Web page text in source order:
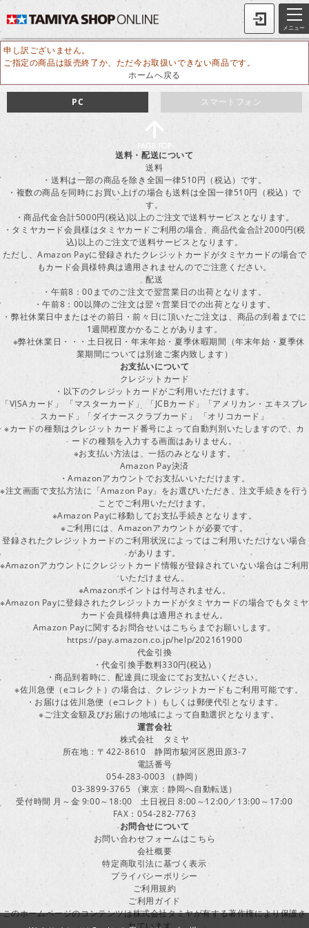
メニュー
申し訳ございません。
ご指定の商品は販売終了か、ただ今お取扱いできない商品です。
ホームへ戻る
スマートフォン
PC
送料・配送について
送料
・送料は一部の商品を除き全国一律510円（税込）です。
・複数の商品を同時にお買い上げの場合も送料は全国一律510円（税込）で
す。
・商品代金合計5000円(税込)以上のご注文で送料サービスとなります。
・タミヤカード会員様はタミヤカードご利用の場合、商品代金合計2000円(税
込)以上のご注文で送料サービスとなります。
ただし、Amazon Payに登録されたクレジットカードがタミヤカードの場合で
もカード会員様特典は適用されませんのでご注意ください。
配送
・午前8：00までのご注文で翌営業日の出荷となります。
・午前8：00以降のご注文は翌々営業日での出荷となります。
・弊社休業日中またはその前日・前々日に頂いたご注文は、商品の到着までに
1週間程度かかることがあります。
※弊社休業日・・・土日祝日・年末年始・夏季休暇期間（年末年始・夏季休
業期間については別途ご案内致します）
お支払いについて
クレジットカード
・以下のクレジットカードがご利用いただけます。
「VISAカード」 「マスターカード」 「JCBカード」「アメリカン・エキスプレ
スカード」「ダイナースクラブカード」 「オリコカード」
※カードの種類はクレジットカード番号によって自動判別いたしますので、カ
ードの種類を入力する画面はありません。
※お支払い方法は、一括のみとなります。
Amazon Pay決済
・Amazonアカウントでお支払いいただけます。
※注文画面で支払方法に「Amazon Pay」をお選びいただき、注文手続きを行う
ことでご利用いただけます。
※Amazon Payに移動してお支払手続きとなります。
※ご利用には、Amazonアカウントが必要です。
登録されたクレジットカードのご利用状況によってはご利用いただけない場合
があります。
※Amazonアカウントにクレジットカード情報が登録されていない場合はご利用
いただけません。
※Amazonポイントは付与されません。
※Amazon Payに登録されたクレジットカードがタミヤカードの場合でもタミヤ
カード会員様特典は適用されません。
Amazon Payに関するお問合せいはこちらまでお願いします。
https://pay.amazon.co.jp/help/202161900
代金引換
・代金引換手数料330円(税込）
・商品到着時に、配達員に現金にてお支払いください。
※佐川急便（eコレクト）の場合は、クレジットカードもご利用可能です。
・お届けは佐川急便（eコレクト）もしくは郵便代引となります。
※ご注文金額及びお届けの地域によって自動選択となります。
運営会社
株式会社 タミヤ
所在地：〒422-8610 静岡市駿河区恩田原3-7
電話番号
054-283-0003 （静岡）
03-3899-3765 （東京：静岡へ自動転送）
受付時間 月～金 9:00～18:00 土日祝日 8:00～12:00／13:00～17:00
FAX：054-282-7763
お問合せについて
お問い合わせフォームはこちら
会社概要
特定商取引法に基づく表示
プライバシーポリシー
ご利用規約
ご利用ガイド
このホームページのコンテンツは株式会社タミヤが有する著作権により保護さ
れています。